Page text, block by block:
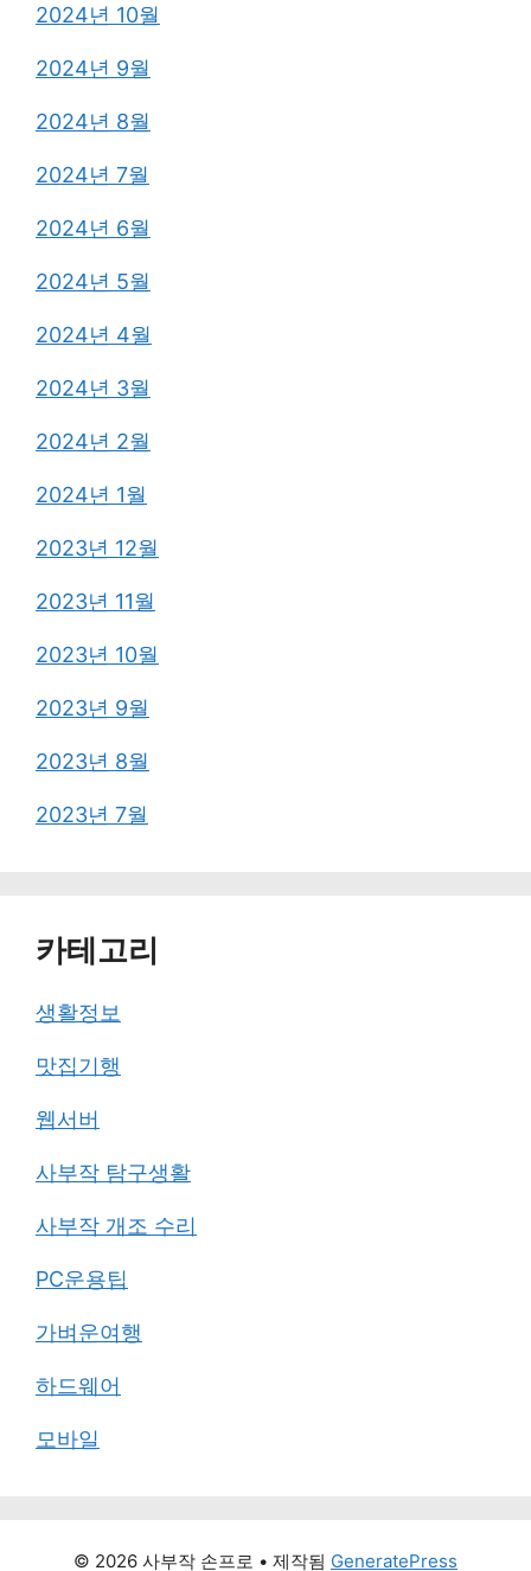
2024년 10월
2024년 9월
2024년 8월
2024년 7월
2024년 6월
2024년 5월
2024년 4월
2024년 3월
2024년 2월
2024년 1월
2023년 12월
2023년 11월
2023년 10월
2023년 9월
2023년 8월
2023년 7월
카테고리
생활정보
맛집기행
웹서버
사부작 탐구생활
사부작 개조 수리
PC운용팁
가벼운여행
하드웨어
모바일
© 2026 사부작 손프로 • 제작됨 GeneratePress